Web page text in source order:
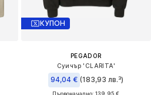
КУПОН
PEGADOR
Суичър 'CLARITA'
94,04 € (183,93 лв.³)
Първоначално: 139,95 €